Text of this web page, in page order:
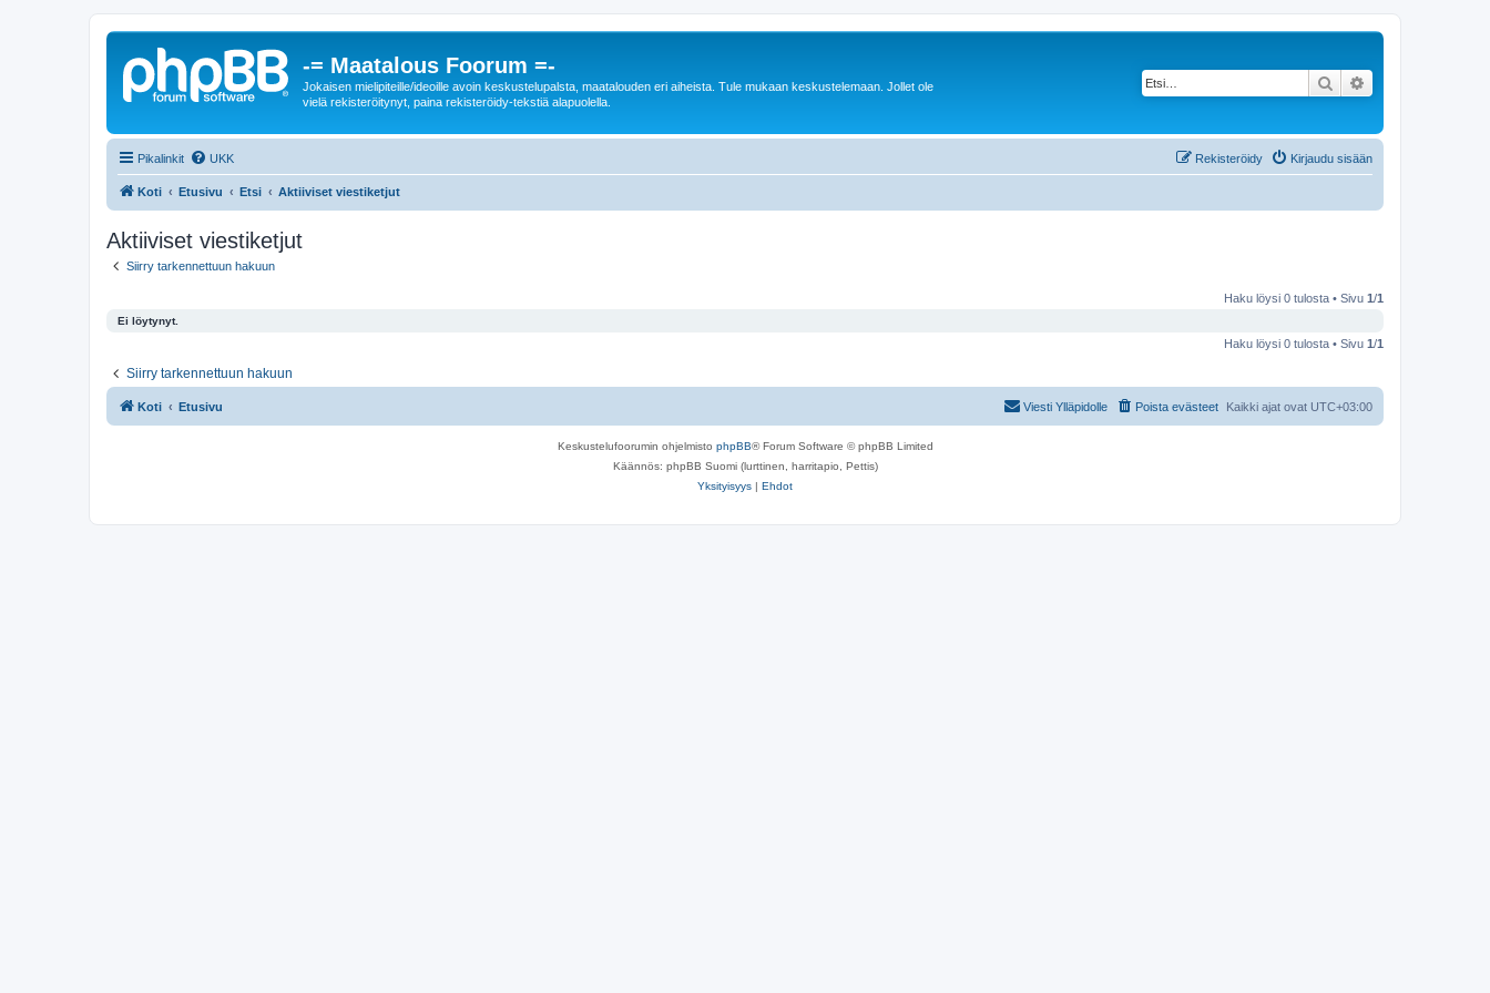
-= Maatalous Foorum =-
Jokaisen mielipiteille/ideoille avoin keskustelupalsta, maatalouden eri aiheista. Tule mukaan keskustelemaan. Jollet ole
vielä rekisteröitynyt, paina rekisteröidy-tekstiä alapuolella.
Etsi
Pikalinkit UKK Kirjaudu sisään
Rekisteröidy
Koti Etusivu Etsi Aktiiviset viestiketjut
Aktiiviset viestiketjut
Siirry tarkennettuun hakuun
Haku löysi 0 tulosta • Sivu 1/1
Ei löytynyt.
Haku löysi 0 tulosta • Sivu 1/1
Siirry tarkennettuun hakuun
Koti Etusivu Kaikki ajat ovat UTC+03:00
Poista evästeet
Viesti Ylläpidolle
Keskustelufoorumin ohjelmisto phpBB® Forum Software © phpBB Limited
Käännös: phpBB Suomi (lurttinen, harritapio, Pettis)
Yksityisyys | Ehdot